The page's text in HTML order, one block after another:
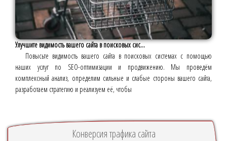
Улучшите видимость вашего сайта в поисковых сис...
Повысьте видимость вашего сайта в поисковых системах с помощью
наших услуг по SEO-оптимизации и продвижению. Мы проведём
комплексный анализ, определим сильные и слабые стороны вашего сайта,
разработаем стратегию и реализуем её, чтобы
Конверсия трафика сайта